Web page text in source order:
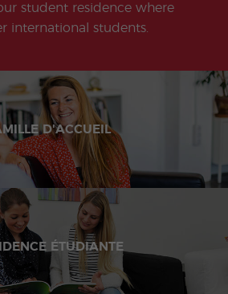
student residence where
international students.
D'ACCUEIL
ÉTUDIANTE